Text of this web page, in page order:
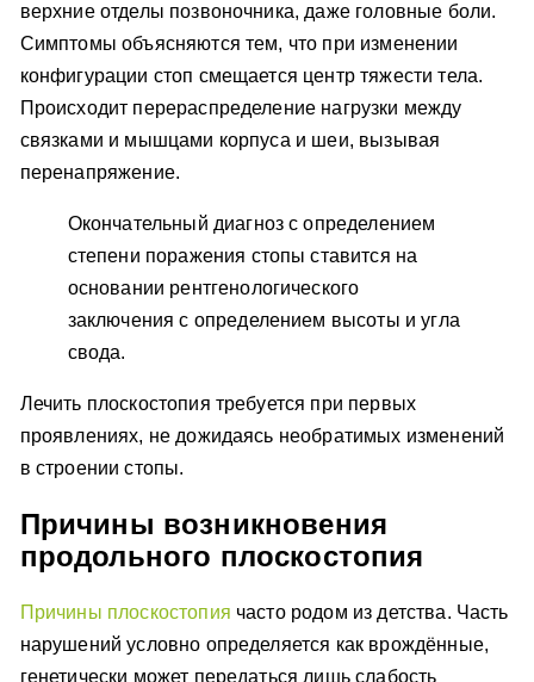
верхние отделы позвоночника, даже головные боли.
Симптомы объясняются тем, что при изменении
конфигурации стоп смещается центр тяжести тела.
Происходит перераспределение нагрузки между
связками и мышцами корпуса и шеи, вызывая
перенапряжение.
Окончательный диагноз с определением
степени поражения стопы ставится на
основании рентгенологического
заключения с определением высоты и угла
свода.
Лечить плоскостопия требуется при первых
проявлениях, не дожидаясь необратимых изменений
в строении стопы.
Причины возникновения
продольного плоскостопия
Причины плоскостопия часто родом из детства. Часть
нарушений условно определяется как врождённые,
генетически может передаться лишь слабость